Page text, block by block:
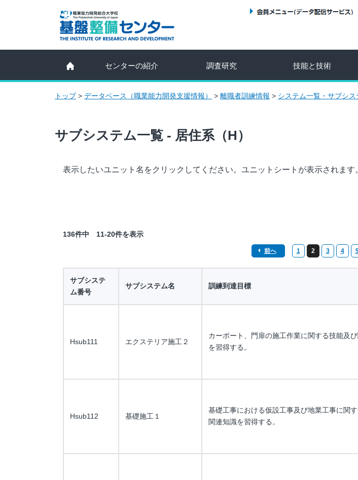
センターの紹介 調査研究 技能と技術
トップ> データベース（職業能力開発支援情報） > 離職者訓練情報 > システム一覧・サブシス
サブシステム一覧 - 居住系（H）
表示したいユニット名をクリックしてください。ユニットシートが表示されます
136件中 11-20件を表示
前へ 1 2 3 4
サブシステ
ム番号
サブシステム名 訓練到達目標
Hsub111 エクステリア施工２
カーポート、門扉の施工作業に関する技能及
を習得する。
Hsub112 基礎施工１
基礎工事における仮設工事及び地業工事に関
関連知識を習得する。